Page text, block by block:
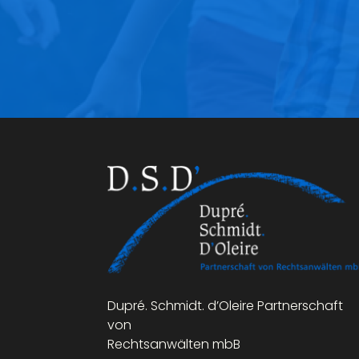
Dupré. Schmidt. d’Oleire Partnerschaft
von
Rechtsanwälten mbB